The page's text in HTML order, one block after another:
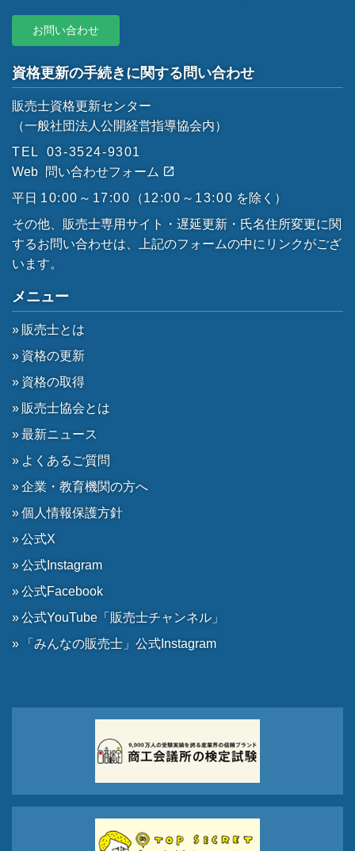
お問い合わせ
資格更新の手続きに関する問い合わせ
販売士資格更新センター
（一般社団法人公開経営指導協会内）
TEL
03-3524-9301
Web
問い合わせフォーム
平日 10:00～17:00 （12:00～13:00 を除く）
その他、販売士専用サイト・遅延更新・氏名住所変更に関
するお問い合わせは、上記のフォームの中にリンクがござ
います。
メニュー
販売士とは
資格の更新
資格の取得
販売士協会とは
最新ニュース
よくあるご質問
企業・教育機関の方へ
個人情報保護方針
公式X
公式Instagram
公式Facebook
公式YouTube「販売士チャンネル」
「みんなの販売士」公式Instagram